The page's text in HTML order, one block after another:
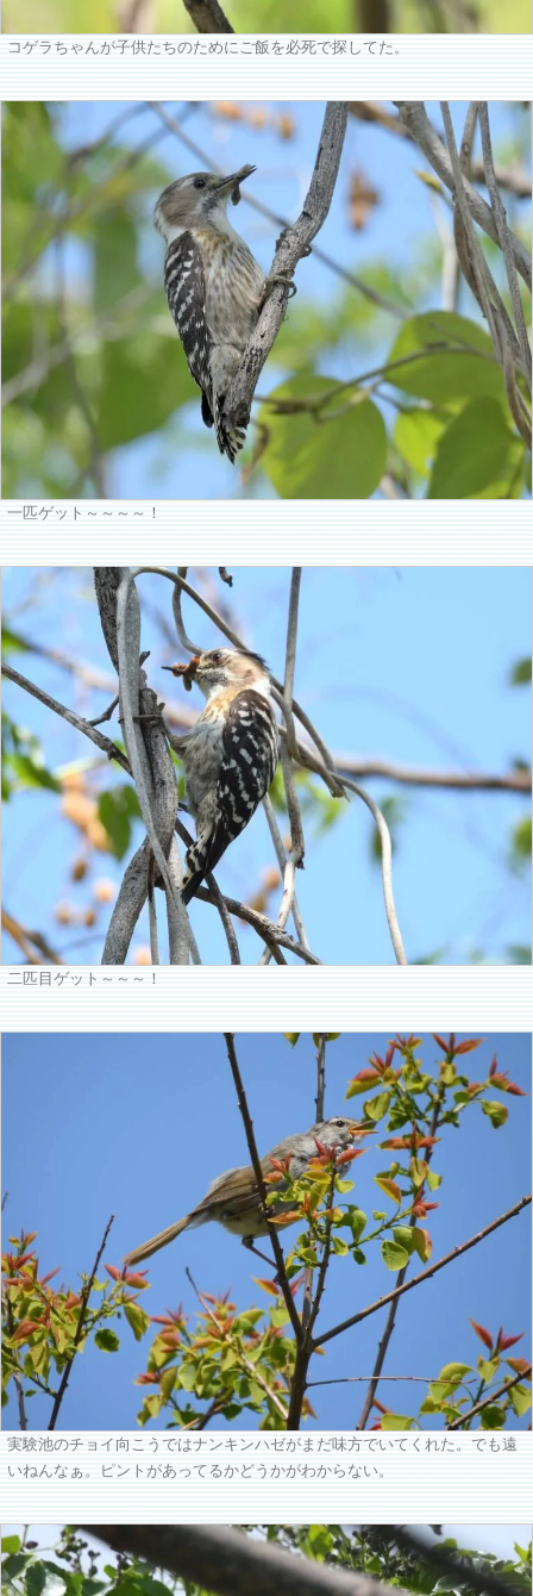
コゲラちゃんが子供たちのためにご飯を必死で探してた。
一匹ゲット～～～～！
二匹目ゲット～～～！
実験池のチョイ向こうではナンキンハゼがまだ味方でいてくれた。でも遠
いねんなぁ。ピントがあってるかどうかがわからない。